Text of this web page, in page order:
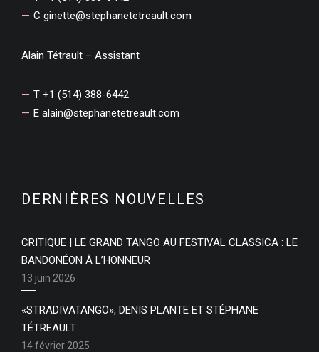
C ginette@stephanetetreault.com
Alain Tétrault – Assistant
T +1 (514) 388-6442
E alain@stephanetetreault.com
DERNIÈRES NOUVELLES
CRITIQUE | LE GRAND TANGO AU FESTIVAL CLASSICA : LE
BANDONÉON À L’HONNEUR
13 juin 2026
«STRADIVATANGO», DENIS PLANTE ET STÉPHANE
TÉTREAULT
14 février 2025